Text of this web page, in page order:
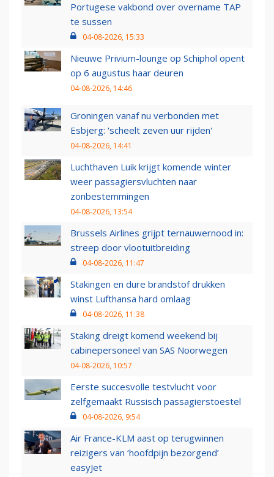
Portugese vakbond over overname TAP
te sussen
04-08-2026, 15:33
Nieuwe Privium-lounge op Schiphol opent
op 6 augustus haar deuren
04-08-2026, 14:46
Groningen vanaf nu verbonden met
Esbjerg: 'scheelt zeven uur rijden'
04-08-2026, 14:41
Luchthaven Luik krijgt komende winter
weer passagiersvluchten naar
zonbestemmingen
04-08-2026, 13:54
Brussels Airlines grijpt ternauwernood in:
streep door vlootuitbreiding
04-08-2026, 11:47
Stakingen en dure brandstof drukken
winst Lufthansa hard omlaag
04-08-2026, 11:38
Staking dreigt komend weekend bij
cabinepersoneel van SAS Noorwegen
04-08-2026, 10:57
Eerste succesvolle testvlucht voor
zelfgemaakt Russisch passagierstoestel
04-08-2026, 9:54
Air France-KLM aast op terugwinnen
reizigers van ‘hoofdpijn bezorgend’
easyJet